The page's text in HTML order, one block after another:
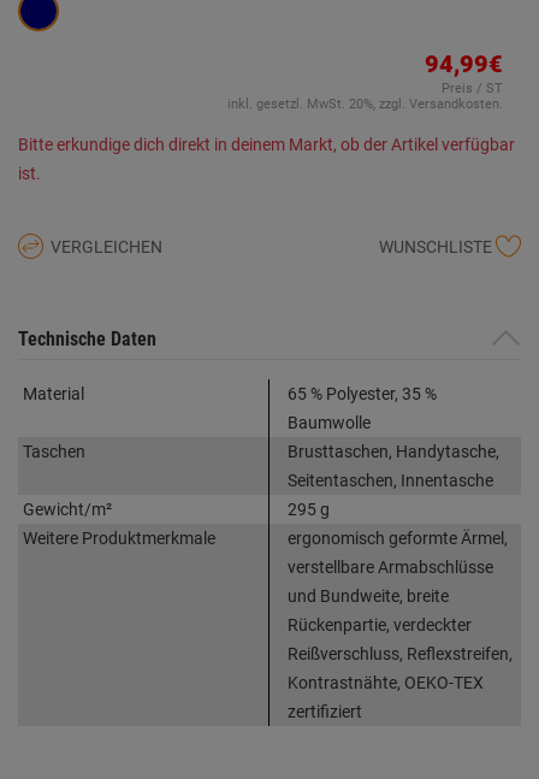
94,99€
Preis / ST
inkl. gesetzl. MwSt. 20%, zzgl. Versandkosten.
Bitte erkundige dich direkt in deinem Markt, ob der Artikel verfügbar
ist.
VERGLEICHEN WUNSCHLISTE
Technische Daten
Material
65 % Polyester, 35 %
Baumwolle
Taschen
Brusttaschen, Handytasche,
Seitentaschen, Innentasche
Gewicht/m²
295 g
Weitere Produktmerkmale
ergonomisch geformte Ärmel,
verstellbare Armabschlüsse
und Bundweite, breite
Rückenpartie, verdeckter
Reißverschluss, Reflexstreifen,
Kontrastnähte, OEKO-TEX
zertifiziert